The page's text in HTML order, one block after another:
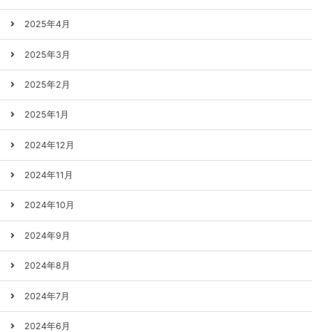
2025年4月
2025年3月
2025年2月
2025年1月
2024年12月
2024年11月
2024年10月
2024年9月
2024年8月
2024年7月
2024年6月